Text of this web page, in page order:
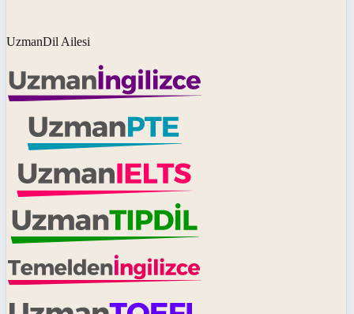
UzmanDil Ailesi